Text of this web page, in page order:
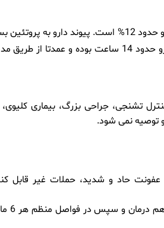
این دارو به سرعت از مجراي گوارش جذب مي‌شود. فراهمي زيستي مطلق دارو حدود 12% است. پيوند دارو به
داراي متابوليسم كبدي و خارج كبدي است. نیمه عمر دارو حدود 14 ساعت بوده و عمدتا
تشنجی، جراحی بزرگ، بیماری کلیوی،
توصیه نمی شود.
عفونت حاد و شديد، حملات غير قابل
* انجام آزمون عملكرد